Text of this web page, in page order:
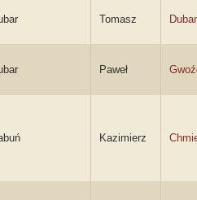
Tomasz
Paweł
Kazimierz